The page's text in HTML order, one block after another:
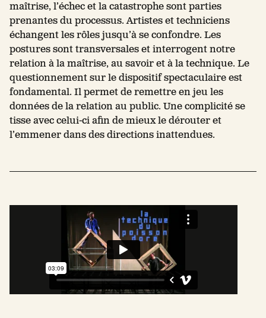
maîtrise, l’échec et la catastrophe sont parties
prenantes du processus. Artistes et techniciens
échangent les rôles jusqu’à se confondre. Les
postures sont transversales et interrogent notre
relation à la maîtrise, au savoir et à la technique. Le
questionnement sur le dispositif spectaculaire est
fondamental. Il permet de remettre en jeu les
données de la relation au public. Une complicité se
tisse avec celui-ci afin de mieux le dérouter et
l’emmener dans des directions inattendues.